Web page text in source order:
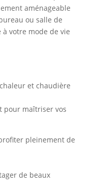
aménageable
ou salle de
à votre mode de vie
et chaudière
pour maîtriser vos
pleinement de
de beaux